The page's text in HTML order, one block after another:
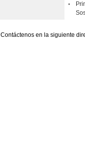
Contáctenos en la siguiente